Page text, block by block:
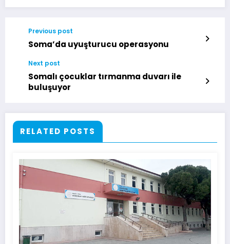
Previous post
Soma’da uyuşturucu operasyonu
Next post
Somalı çocuklar tırmanma duvarı ile
buluşuyor
RELATED POSTS